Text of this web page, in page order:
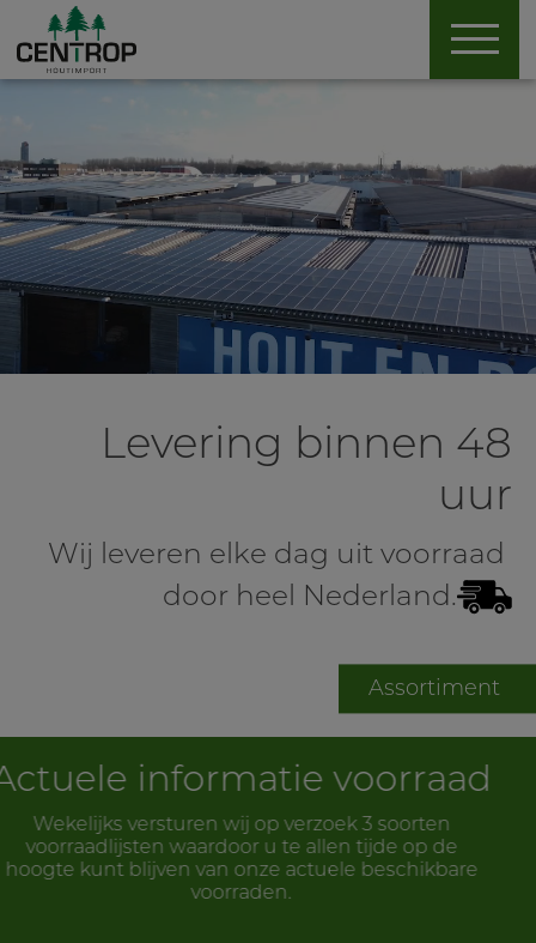
Levering binnen 48
uur
Wij leveren elke dag uit voorraad
door heel Nederland.
Assortiment
voorraad
3 soorten
tijde op de
beschikbare
Product
Hier vindt u de productbladen
producten binnen ons
over o.a. toepassing,